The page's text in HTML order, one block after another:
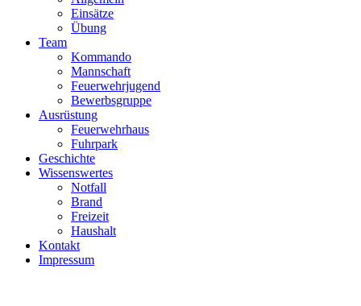
Einsätze
Übung
Team
Kommando
Mannschaft
Feuerwehrjugend
Bewerbsgruppe
Ausrüstung
Feuerwehrhaus
Fuhrpark
Geschichte
Wissenswertes
Notfall
Brand
Freizeit
Haushalt
Kontakt
Impressum